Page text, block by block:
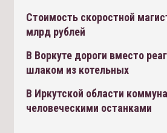
Стоимость скоростной
млрд рублей
В Воркуте дороги вместо
шлаком из котельных
В Иркутской области
человеческими останками